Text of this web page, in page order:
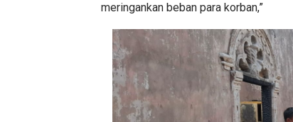
meringankan beban para korban,”